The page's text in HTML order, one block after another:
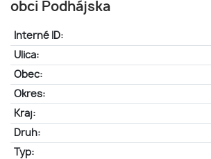
obci Podhájska
Interné ID:
Ulica:
Obec:
Okres:
Kraj:
Druh:
Typ: